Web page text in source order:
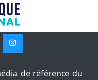
de référence du